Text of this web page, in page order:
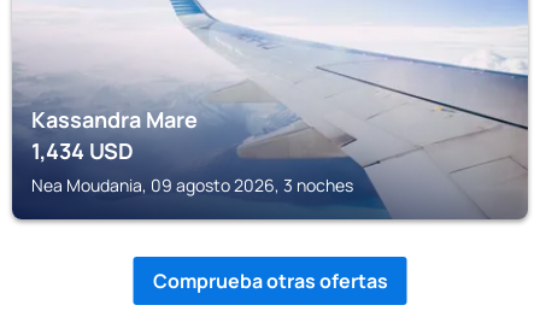
Kassandra Mare
1,434USD
Nea Moudania, 09 agosto 2026, 3 noches
Comprueba otras ofertas